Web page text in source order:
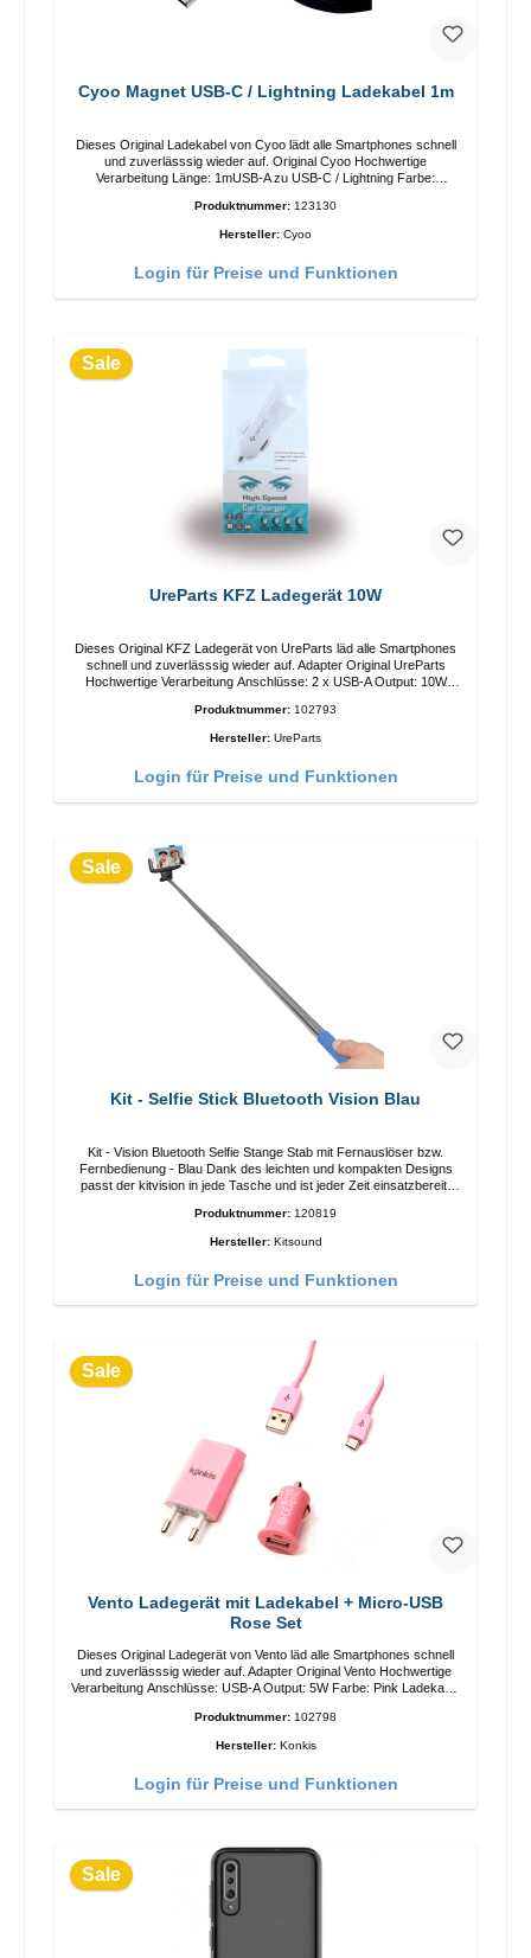
Cyoo Magnet USB-C / Lightning Ladekabel 1m
Dieses Original Ladekabel von Cyoo lädt alle Smartphones schnell
und zuverlässsig wieder auf. Original Cyoo Hochwertige
Verarbeitung Länge: 1mUSB-A zu USB-C / Lightning Farbe:
Produktnummer: 123130
Hersteller: Cyoo
Login für Preise und Funktionen
Sale
UreParts KFZ Ladegerät 10W
Dieses Original KFZ Ladegerät von UreParts läd alle Smartphones
schnell und zuverlässsig wieder auf. Adapter Original UreParts
Hochwertige Verarbeitung Anschlüsse: 2 x USB-A Output: 10W
Produktnummer: 102793
Hersteller: UreParts
Login für Preise und Funktionen
Sale
Kit - Selfie Stick Bluetooth Vision Blau
Kit - Vision Bluetooth Selfie Stange Stab mit Fernauslöser bzw.
Fernbedienung - Blau Dank des leichten und kompakten Designs
passt der kitvision in jede Tasche und ist jeder Zeit einsatzbereit.
Winkel bei der Aufnahme Kompaktes handliches DesignStablänge:
23cm (min.) bis 110 cm (max.) Maximales Kameragewicht:
Produktnummer: 120819
Hersteller: Kitsound
Login für Preise und Funktionen
Sale
Vento Ladegerät mit Ladekabel + Micro-USB
Rose Set
Dieses Original Ladegerät von Vento läd alle Smartphones schnell
und zuverlässsig wieder auf. Adapter Original Vento Hochwertige
Verarbeitung Anschlüsse: USB-A Output: 5W Farbe: Pink Ladekabel
Produktnummer: 102798
Hersteller: Konkis
Login für Preise und Funktionen
Sale